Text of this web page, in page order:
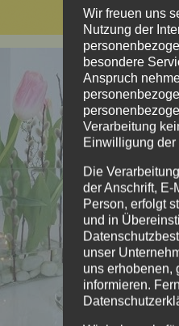
Wir freuen uns
Nutzung der
besondere
Anspruch
Verarbeitung
Einwilligung der
Die
der Anschrift, E-
Person, erfolgt
und in
unser
uns erhobenen,
informieren.